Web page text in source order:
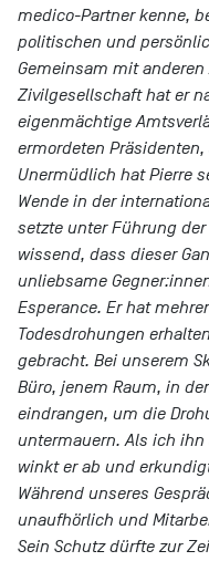
medico-Partner kenne,
politischen und
Gemeinsam mit
Zivilgesellschaft hat er
eigenmächtige
ermordeten
Unermüdlich hat Pierre
Wende in der
setzte unter Führung der
wissend, dass dieser
unliebsame
Esperance. Er hat
Todesdrohungen
gebracht. Bei unserem
Büro, jenem Raum, in
eindrangen, um die
untermauern. Als ich
winkt er ab und
Während unseres
unaufhörlich und
Sein Schutz dürfte zur